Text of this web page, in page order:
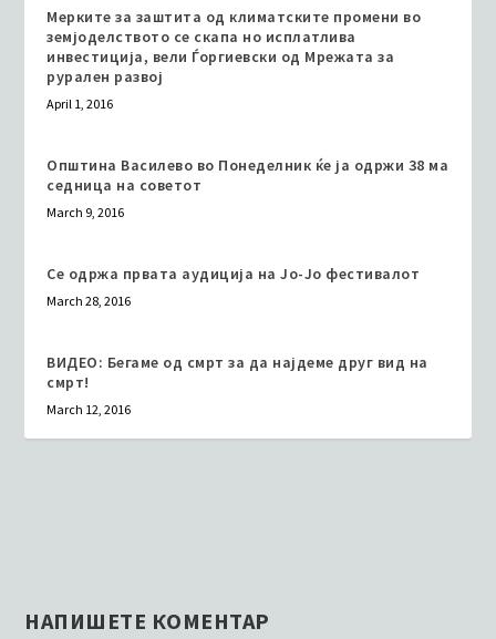
Мерките за заштита од климатските промени во
земјоделството се скапа но исплатлива
инвестиција, вели Ѓоргиевски од Мрежата за
рурален развој
April 1, 2016
Општина Василево во Понеделник ќе ја одржи 38 ма
седница на советот
March 9, 2016
Се одржа првата аудиција на Јо-Јо фестивалот
March 28, 2016
ВИДЕО: Бегаме од смрт за да најдеме друг вид на
смрт!
March 12, 2016
НАПИШЕТЕ КОМЕНТАР